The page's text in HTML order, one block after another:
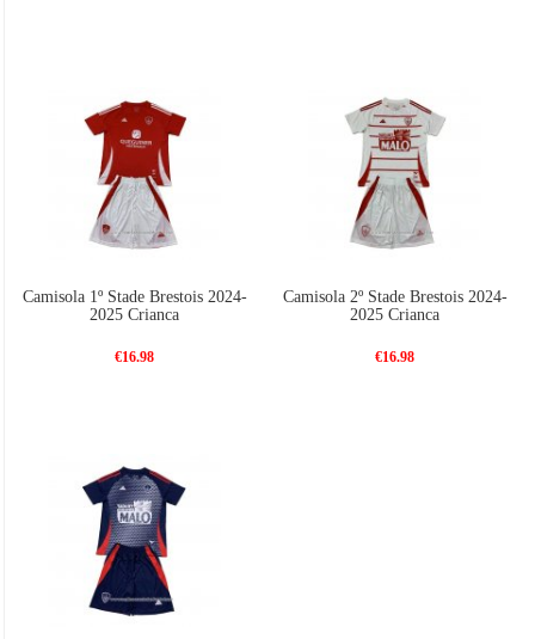
Camisola 1º Stade Brestois 2024-
2025 Crianca
€16.98
Camisola 2º Stade Brestois 2024-
2025 Crianca
€16.98